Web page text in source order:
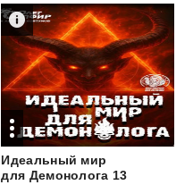
Идеальный мир
для Демонолога 13